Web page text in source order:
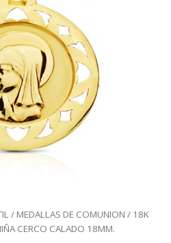
/ MEDALLAS DE COMUNION / 18K
CERCO CALADO 18MM.